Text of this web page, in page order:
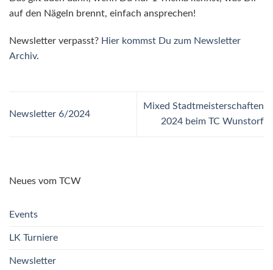
auf den Nägeln brennt, einfach ansprechen!
Newsletter verpasst? Hier kommst Du zum Newsletter
Archiv.
Newsletter 6/2024
Mixed Stadtmeisterschaften
2024 beim TC Wunstorf
Neues vom TCW
Events
LK Turniere
Newsletter